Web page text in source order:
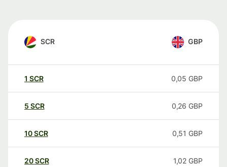
SCR GBP
1 SCR 0,05 GBP
5 SCR 0,26 GBP
10SCR 0,51 GBP
20SCR 1,02 GBP